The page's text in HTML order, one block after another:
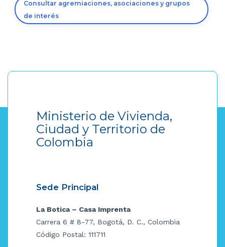
Consultar agremiaciones, asociaciones y grupos
de interés
Ministerio de Vivienda,
Ciudad y Territorio de
Colombia
Sede Principal
La Botica – Casa Imprenta
Carrera 6 # 8-77, Bogotá, D. C., Colombia
Código Postal: 111711